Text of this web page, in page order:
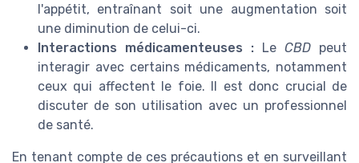
l'appétit, entraînant soit une augmentation soit
une diminution de celui-ci.
Interactions médicamenteuses : Le CBD peut
interagir avec certains médicaments, notamment
ceux qui affectent le foie. Il est donc crucial de
discuter de son utilisation avec un professionnel
de santé.
En tenant compte de ces précautions et en surveillant